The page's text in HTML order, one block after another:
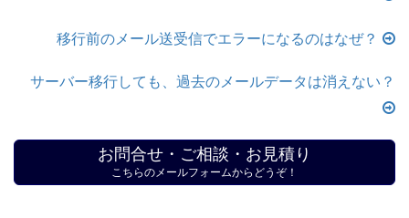
移行前のメール送受信でエラーになるのはなぜ？
サーバー移行しても、過去のメールデータは消えない？
お問合せ・ご相談・お見積り
こちらのメールフォームからどうぞ！